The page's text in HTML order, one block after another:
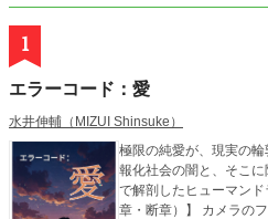
1
エラーコード：愛
水井伸輔（MIZUI Shinsuke）
極限の純愛が、現実の輪郭を
報化社会の闇と、そこ
で解剖したヒューマンドラマです。 【第
章・断章）】 カメラの